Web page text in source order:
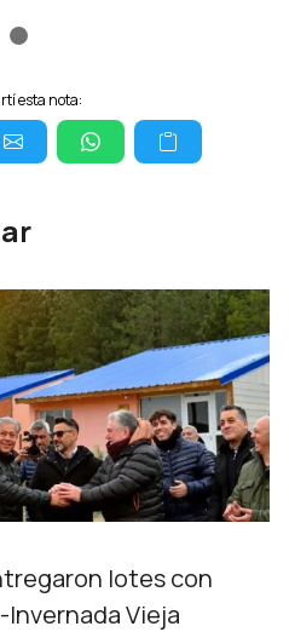
esta nota:
lotes con
Vieja